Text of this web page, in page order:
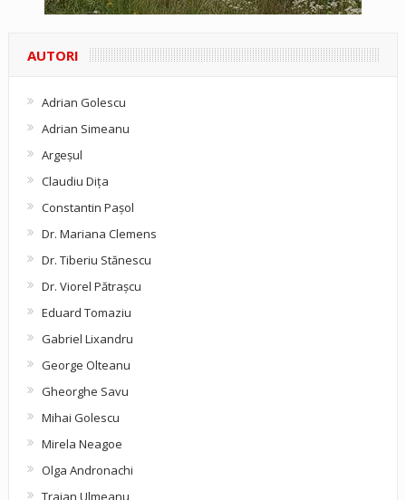
AUTORI
Adrian Golescu
Adrian Simeanu
Argeşul
Claudiu Diţa
Constantin Pașol
Dr. Mariana Clemens
Dr. Tiberiu Stănescu
Dr. Viorel Pătraşcu
Eduard Tomaziu
Gabriel Lixandru
George Olteanu
Gheorghe Savu
Mihai Golescu
Mirela Neagoe
Olga Andronachi
Traian Ulmeanu